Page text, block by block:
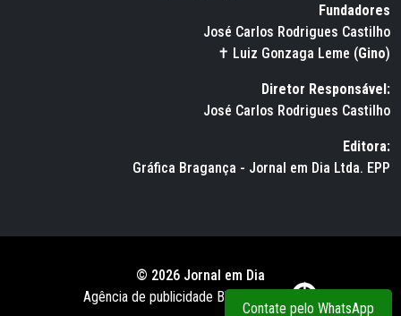
Fundadores
José Carlos Rodrigues Castilho
✝ Luiz Gonzaga Leme (Gino)
Diretor Responsável:
José Carlos Rodrigues Castilho
Editora:
Gráfica Bragança - Jornal em Dia Ltda. EPP
© 2026 Jornal em Dia
Agência de publicidade BWS RUSSO
Contate pelo WhatsApp